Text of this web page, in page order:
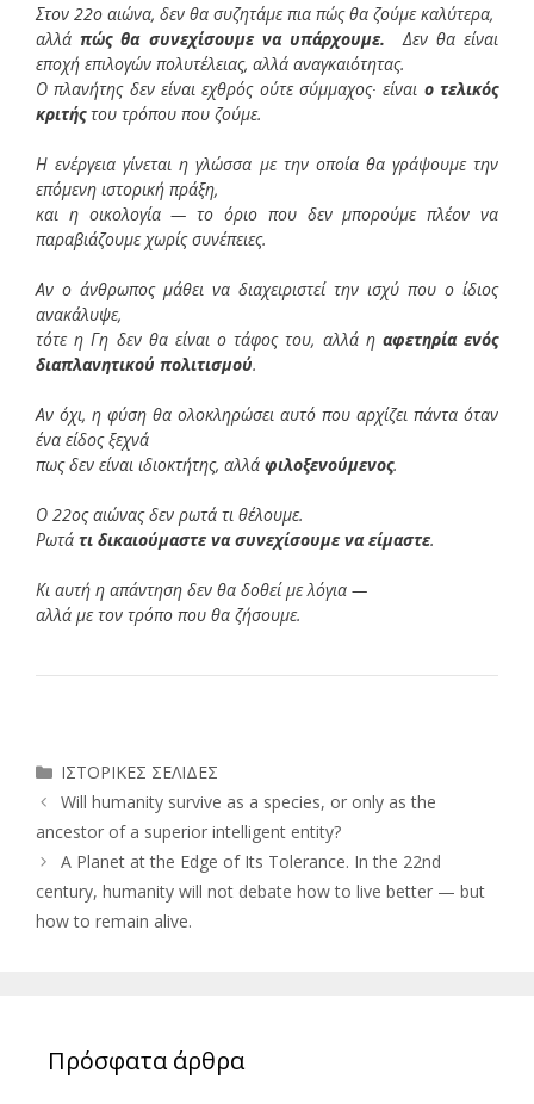
Στον 22ο αιώνα, δεν θα συζητάμε πια πώς θα ζούμε καλύτερα,
αλλάπώς θα συνεχίσουμε να υπάρχουμε.
Δεν θα είναι
εποχή επιλογών πολυτέλειας, αλλά αναγκαιότητας.
Ο πλανήτης δεν είναι εχθρός ούτε σύμμαχος∙ είναι ο τελικός
κριτήςτου τρόπου που ζούμε.
Η ενέργεια γίνεται η γλώσσα με την οποία θα γράψουμε την
επόμενη ιστορική πράξη,
και η οικολογία — το όριο που δεν μπορούμε πλέον να
παραβιάζουμε χωρίς συνέπειες.
Αν ο άνθρωπος μάθει να διαχειριστεί την ισχύ που ο ίδιος
ανακάλυψε,
τότε η Γη δεν θα είναι ο τάφος του, αλλά η αφετηρία ενός
διαπλανητικού πολιτισμού.
Αν όχι, η φύση θα ολοκληρώσει αυτό που αρχίζει πάντα όταν
ένα είδος ξεχνά
πως δεν είναι ιδιοκτήτης, αλλά φιλοξενούμενος.
Ο 22ος αιώνας δεν ρωτά τι θέλουμε.
Ρωτά τι δικαιούμαστε να συνεχίσουμε να είμαστε.
Κι αυτή η απάντηση δεν θα δοθεί με λόγια —
αλλά με τον τρόπο που θα ζήσουμε.
Κατηγορίες
ΙΣΤΟΡΙΚΕΣ ΣΕΛΙΔΕΣ
Will humanity survive as a species, or only as the
ancestor of a superior intelligent entity?
A Planet at the Edge of Its Tolerance. In the 22nd
century, humanity will not debate how to live better — but
how to remain alive.
Πρόσφατα άρθρα